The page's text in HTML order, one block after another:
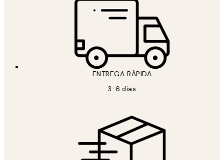
ENTREGA RÁPIDA
3-6 dias